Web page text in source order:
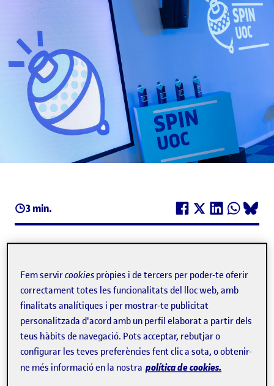
3 min.
La Universitat Oberta de Catalunya convoca la
primera edició dels premis "SpinUOC Rural" als
projectes que s’emmarquen en l’àmbit de les
ruralitats contemporànies, és a dir, projectes
Fem servircookies pròpies i de tercers per poder-te oferir
correctament totes les funcionalitats del lloc web, amb
finalitats analítiques i per mostrar-te publicitat
personalitzada d'acord amb un perfil elaborat a partir dels
teus hàbits de navegació. Pots acceptar, rebutjar o
configurar les teves preferències fent clic a sota, o obtenir-
ne més informació en la nostra política de cookies.